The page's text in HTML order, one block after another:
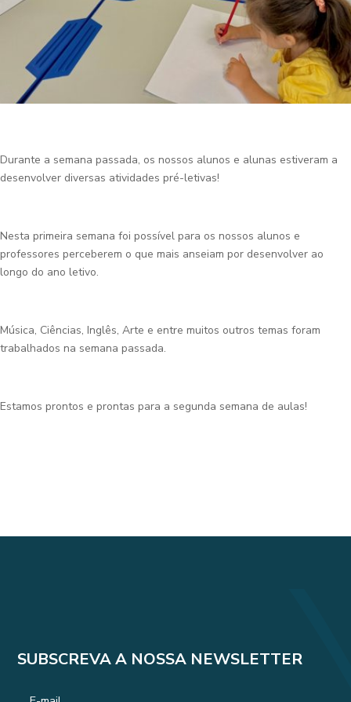
Durante a semana passada, os nossos alunos e alunas estiveram a
desenvolver diversas atividades pré-letivas!
Nesta primeira semana foi possível para os nossos alunos e
professores perceberem o que mais anseiam por desenvolver ao
longo do ano letivo.
Música, Ciências, Inglês, Arte e entre muitos outros temas foram
trabalhados na semana passada.
Estamos prontos e prontas para a segunda semana de aulas!
SUBSCREVA A NOSSA NEWSLETTER